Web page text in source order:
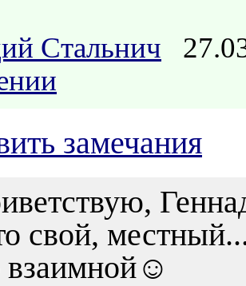
Стальнич
замечания
свой,